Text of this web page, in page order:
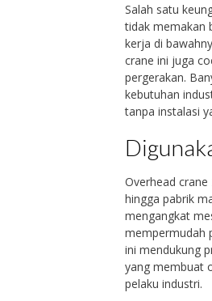
Salah satu
tidak memakan
kerja di
crane ini juga
pergerakan.
kebutuhan
tanpa instalasi
Overhead
hingga pabrik
mengangkat
mempermudah
ini mendukung
yang membuat
pelaku industri.